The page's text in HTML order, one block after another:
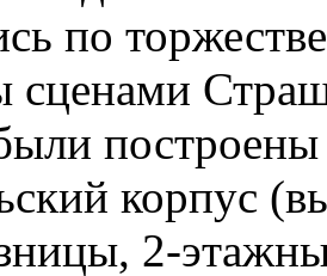
по
сценами
корпус
2-